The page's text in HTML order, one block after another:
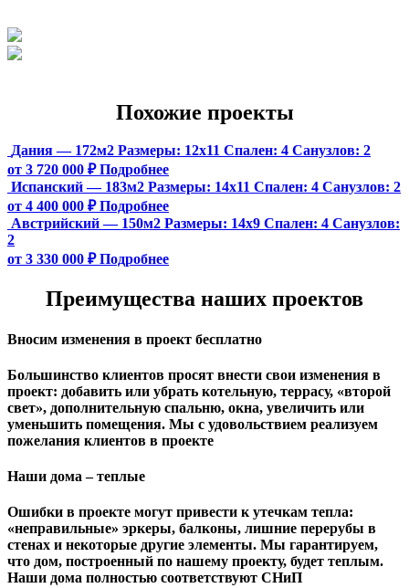
Похожие проекты
Дания — 172м2 Размеры: 12х11 Спален: 4 Санузлов: 2
от 3 720 000 ₽ Подробнее
Испанский — 183м2 Размеры: 14х11 Спален: 4 Санузлов: 2
от 4 400 000 ₽ Подробнее
Австрийский — 150м2 Размеры: 14х9 Спален: 4 Санузлов:
2
от 3 330 000 ₽ Подробнее
Преимущества наших проектов
Вносим изменения в проект бесплатно
Большинство клиентов просят внести свои изменения в
проект: добавить или убрать котельную, террасу, «второй
свет», дополнительную спальню, окна, увеличить или
уменьшить помещения. Мы с удовольствием реализуем
пожелания клиентов в проекте
Наши дома – теплые
Ошибки в проекте могут привести к утечкам тепла:
«неправильные» эркеры, балконы, лишние перерубы в
стенах и некоторые другие элементы. Мы гарантируем,
чтo дом, построенный по нашему проекту, будет теплым.
Наши дома полностью соответствуют СНиП